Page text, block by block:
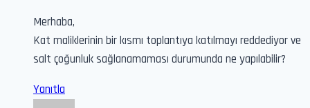
Merhaba,
Kat maliklerinin bir kısmı toplantıya katılmayı reddediyor ve
salt çoğunluk sağlanamaması durumunda ne yapılabilir?
Yanıtla